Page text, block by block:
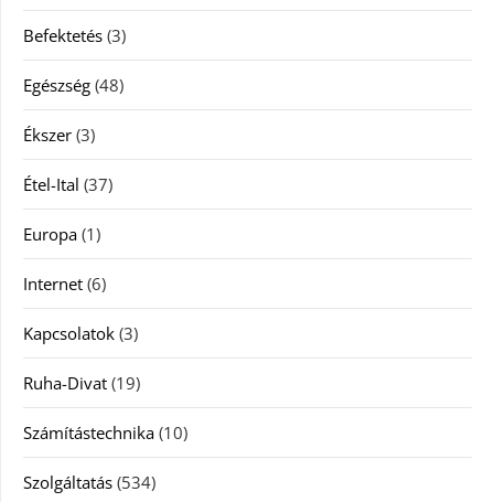
Befektetés (3)
Egészség (48)
Ékszer (3)
Étel-Ital (37)
Europa (1)
Internet (6)
Kapcsolatok (3)
Ruha-Divat (19)
Számítástechnika (10)
Szolgáltatás (534)